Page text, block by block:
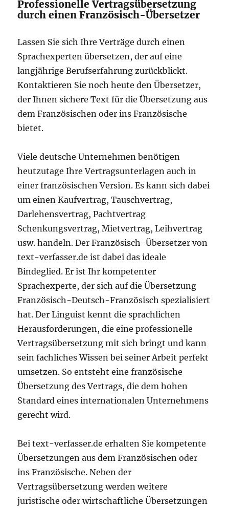
Professionelle Vertragsübersetzung
durch einen Französisch-Übersetzer
Lassen Sie sich Ihre Verträge durch einen
Sprachexperten übersetzen, der auf eine
langjährige Berufserfahrung zurückblickt.
Kontaktieren Sie noch heute den Übersetzer,
der Ihnen sichere Text für die Übersetzung aus
dem Französischen oder ins Französische
bietet.
Viele deutsche Unternehmen benötigen
heutzutage Ihre Vertragsunterlagen auch in
einer französischen Version. Es kann sich dabei
um einen Kaufvertrag, Tauschvertrag,
Darlehensvertrag, Pachtvertrag
Schenkungsvertrag, Mietvertrag, Leihvertrag
usw. handeln. Der Französisch-Übersetzer von
text-verfasser.de ist dabei das ideale
Bindeglied. Er ist Ihr kompetenter
Sprachexperte, der sich auf die Übersetzung
Französisch-Deutsch-Französisch spezialisiert
hat. Der Linguist kennt die sprachlichen
Herausforderungen, die eine professionelle
Vertragsübersetzung mit sich bringt und kann
sein fachliches Wissen bei seiner Arbeit perfekt
umsetzen. So entsteht eine französische
Übersetzung des Vertrags, die dem hohen
Standard eines internationalen Unternehmens
gerecht wird.
Bei text-verfasser.de erhalten Sie kompetente
Übersetzungen aus dem Französischen oder
ins Französische. Neben der
Vertragsübersetzung werden weitere
juristische oder wirtschaftliche Übersetzungen